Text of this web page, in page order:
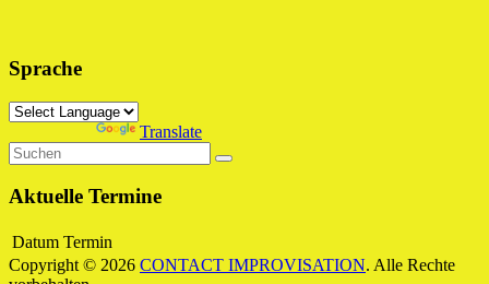
Sprache
Translate
Aktuelle Termine
Datum Termin
Copyright © 2026 CONTACT IMPROVISATION. Alle Rechte